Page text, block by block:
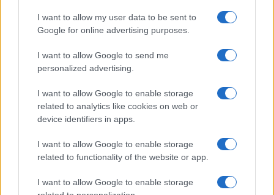
I want to allow my user data to be sent to
Google for online advertising purposes.
I want to allow Google to send me
personalized advertising.
I want to allow Google to enable storage
related to analytics like cookies on web or
device identifiers in apps.
I want to allow Google to enable storage
related to functionality of the website or app.
I want to allow Google to enable storage
Quienes somos
Señala una noticia
Síguenos en Facebook
Actualidad.es es la gran fuente de información social. Actualidad,